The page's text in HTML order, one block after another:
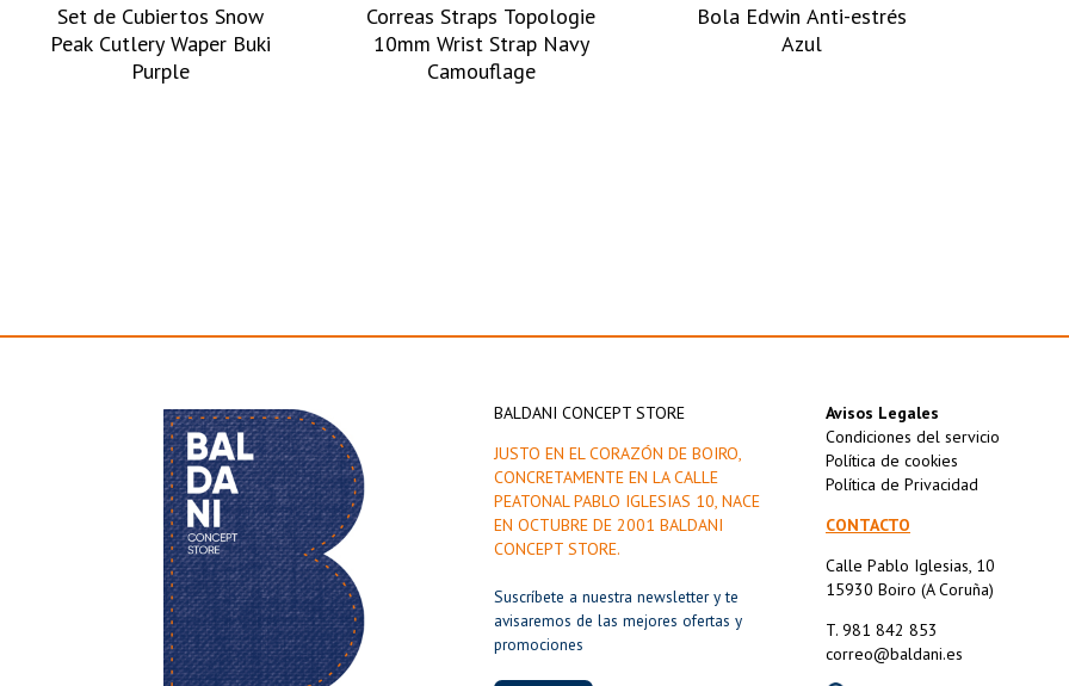
Set de Cubiertos Snow
Peak Cutlery Waper Buki
Purple
Correas Straps Topologie
10mm Wrist Strap Navy
Camouflage
Bola Edwin Anti-estrés
Azul
BALDANI CONCEPT STORE
JUSTO EN EL CORAZÓN DE BOIRO,
CONCRETAMENTE EN LA CALLE
PEATONAL PABLO IGLESIAS 10, NACE
EN OCTUBRE DE 2001 BALDANI
CONCEPT STORE.
Suscríbete a nuestra newsletter y te
avisaremos de las mejores ofertas y
promociones
Avisos Legales
Condiciones del servicio
Política de cookies
Política de Privacidad
CONTACTO
Calle Pablo Iglesias, 10
15930 Boiro (A Coruña)
T. 981 842 853
correo@baldani.es